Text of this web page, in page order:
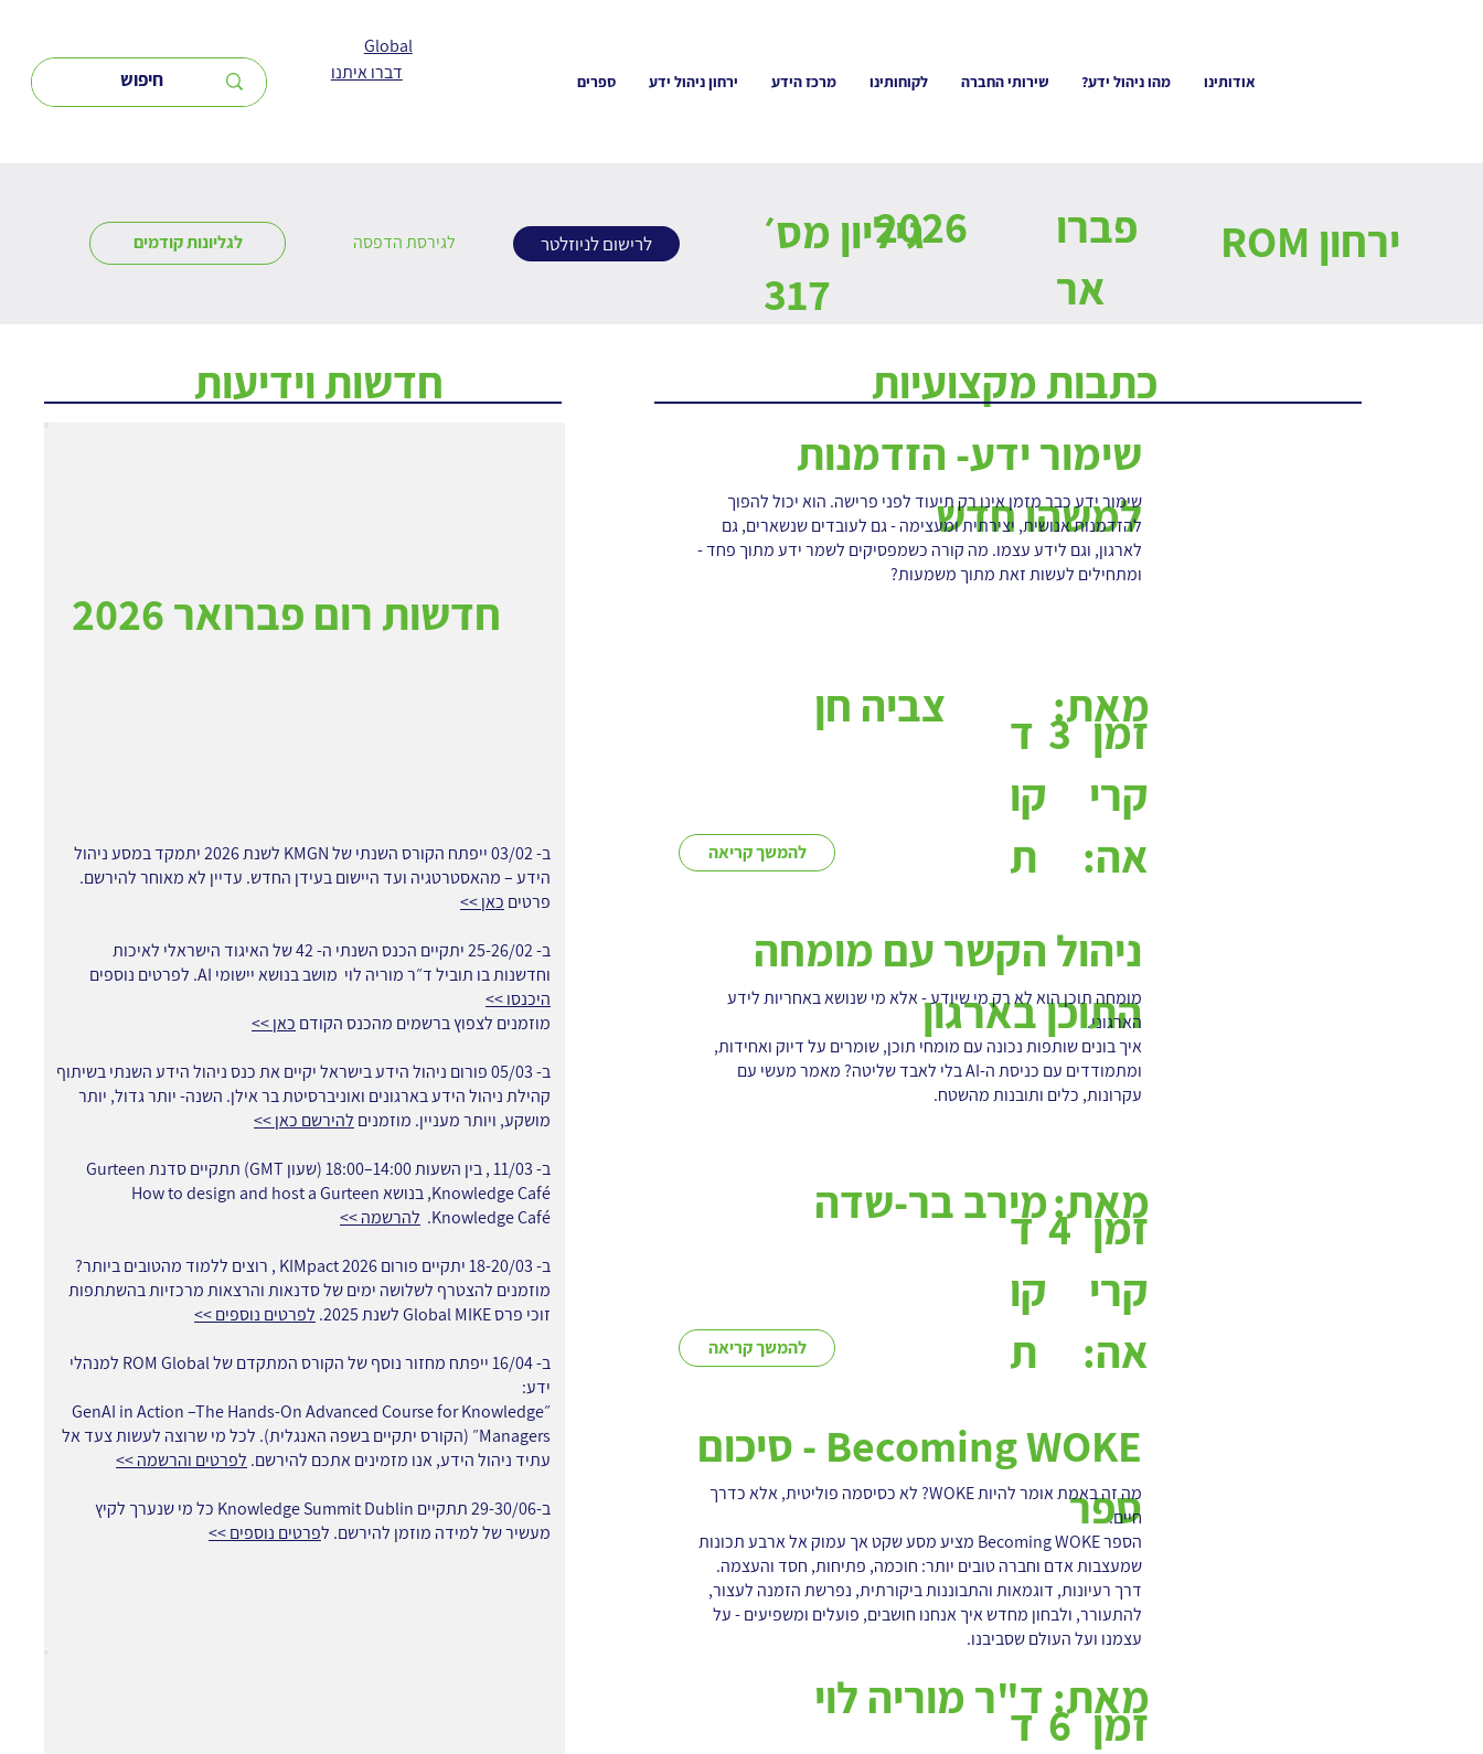
Global
אודותינו מהו ניהול ידע? שירותי החברה לקוחותינו מרכז הידע ירחון ניהול ידע ספרים דברו איתנו
ירחון ROM
גיליון מס׳
317
לגליונות קודמים
פברו
אר
2026 לגירסת הדפסה לרישום לניוזלטר
שימור ידע- הזדמנות
למשהו חדש
שימור ידע כבר מזמן אינו רק תיעוד לפני פרישה. הוא יכול להפוך
להזדמנות אנושית, יצירתית ומעצימה - גם לעובדים שנשארים, גם
לארגון, וגם לידע עצמו. מה קורה כשמפסיקים לשמר ידע מתוך פחד -
ומתחילים לעשות זאת מתוך משמעות?
צביה חן מאת:
להמשך קריאה
ד
קו
ת
זמן
קרי
אה:
3
ניהול הקשר עם מומחה
התוכן בארגון
מומחה תוכן הוא לא רק מי שיודע - אלא מי שנושא באחריות לידע
הארגוני.
איך בונים שותפות נכונה עם מומחי תוכן, שומרים על דיוק ואחידות,
ומתמודדים עם כניסת ה-AI בלי לאבד שליטה? מאמר מעשי עם
עקרונות, כלים ותובנות מהשטח.
מירב בר-שדהמאת:
להמשך קריאה
ד
קו
ת
זמן
קרי
אה:
4
Becoming WOKE - סיכום
ספר
מה זה באמת אומר להיות WOKE? לא כסיסמה פוליטית, אלא כדרך
חיים.
הספר Becoming WOKE מציע מסע שקט אך עמוק אל ארבע תכונות
שמעצבות אדם וחברה טובים יותר: חוכמה, פתיחות, חסד והעצמה.
דרך רעיונות, דוגמאות והתבוננות ביקורתית, נפרשת הזמנה לעצור,
להתעורר, ולבחון מחדש איך אנחנו חושבים, פועלים ומשפיעים - על
עצמנו ועל העולם שסביבנו.
ד"ר מוריה לוי מאת: ד
זמן 6
כתבות מקצועיות חדשות וידיעות
חדשות רום פברואר 2026
ב- 03/02 ייפתח הקורס השנתי של KMGN לשנת 2026 יתמקד במסע ניהול
הידע – מהאסטרטגיה ועד היישום בעידן החדש. עדיין לא מאוחר להירשם.
פרטים כאן >>
ב- 25-26/02 יתקיים הכנס השנתי ה- 42 של האיגוד הישראלי לאיכות
וחדשנות בו תוביל ד״ר מוריה לוי מושב בנושא יישומי AI. לפרטים נוספים
היכנסו >>
מוזמנים לצפוץ ברשמים מהכנס הקודם כאן >>
ב- 05/03 פורום ניהול הידע בישראל יקיים את כנס ניהול הידע השנתי בשיתוף
קהילת ניהול הידע בארגונים ואוניברסיטת בר אילן. השנה- יותר גדול, יותר
מושקע, ויותר מעניין. מוזמנים להירשם כאן >>
ב- 11/03 , בין השעות 14:00–18:00 (שעון GMT) תתקיים סדנת Gurteen
Knowledge Café, בנושא How to design and host a Gurteen
Knowledge Café. להרשמה >>
ב- 18-20/03 יתקיים פורום KIMpact 2026 , רוצים ללמוד מהטובים ביותר?
מוזמנים להצטרף לשלושה ימים של סדנאות והרצאות מרכזיות בהשתתפות
זוכי פרס Global MIKE לשנת 2025.
לפרטים נוספים >>
ב- 16/04 ייפתח מחזור נוסף של הקורס המתקדם של ROM Global למנהלי
ידע:
״GenAI in Action –The Hands-On Advanced Course for Knowledge
Managers״ (הקורס יתקיים בשפה האנגלית). לכל מי שרוצה לעשות צעד אל
עתיד ניהול הידע, אנו מזמינים אתכם להירשם. לפרטים והרשמה >>
ב-29-30/06 תתקיים Knowledge Summit Dublin כל מי שנערך לקיץ
מעשיר של למידה מוזמן להירשם. לפרטים נוספים >>